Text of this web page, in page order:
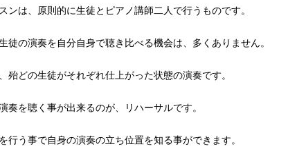
ンは、原則的に生徒とピアノ講師二人で行うものです。
徒の演奏を自分自身で聴き比べる機会は、多くありません。
殆どの生徒がそれぞれ仕上がった状態の演奏です。
奏を聴く事が出来るのが、リハーサルです。
行う事で自身の演奏の立ち位置を知る事ができます。